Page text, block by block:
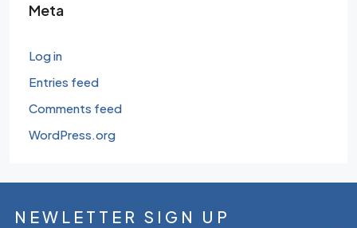
Meta
Log in
Entries feed
Comments feed
WordPress.org
NEWLETTER SIGN UP